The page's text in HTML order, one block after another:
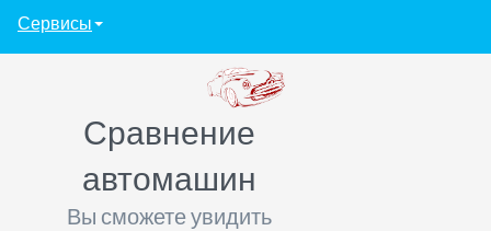
Сервисы
Сравнение
автомашин
Вы сможете увидить